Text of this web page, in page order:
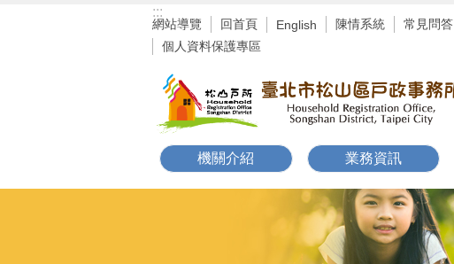
:::
網站導覽 回首頁 English 陳情系統 常見問答
個人資料保護專區
機關介紹 業務資訊